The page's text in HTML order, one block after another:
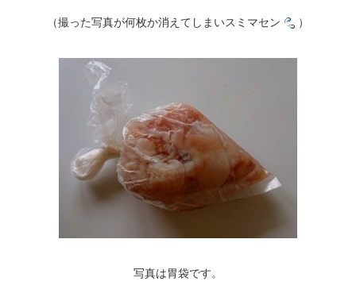
（撮った写真が何枚か消えてしまいスミマセン ）
写真は胃袋です。